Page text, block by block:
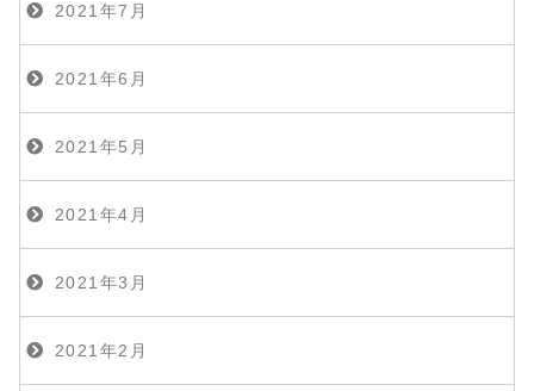
2021年7月
2021年6月
2021年5月
2021年4月
2021年3月
2021年2月